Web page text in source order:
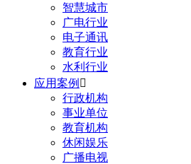
智慧城市
广电行业
电子通讯
教育行业
水利行业
应用案例 
行政机构
事业单位
教育机构
休闲娱乐
广播电视